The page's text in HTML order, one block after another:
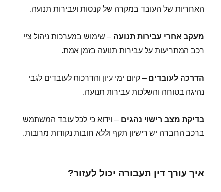
האחריות של העובד במקרה של קנסות ועבירות תנועה.
מעקב אחרי עבירות תנועה – שימוש במערכות ניהול ציי
רכב המתריעות על עבירות תנועה בזמן אמת.
הדרכה לעובדים – קיום ימי עיון והדרכות לעובדים לגבי
נהיגה בטוחה והשלכות עבירות תנועה.
בדיקת מצב רישוי נהגים – וידוא כי לכל עובד המשתמש
ברכב החברה יש רישיון תקף וללא חובות נקודות מרובות.
איך עורך דין תעבורה יכול לעזור?